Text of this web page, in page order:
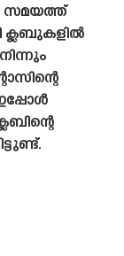
സമയത്ത്
ക്ലബുകളിൽ